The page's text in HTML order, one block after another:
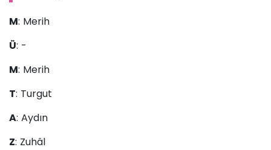
M: Merih
Ü: -
M: Merih
T: Turgut
A: Aydın
Z: Zuhâl